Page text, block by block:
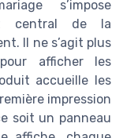
s’impose
central de la
Il ne s’agit plus
afficher les
accueille les
impression
soit un panneau